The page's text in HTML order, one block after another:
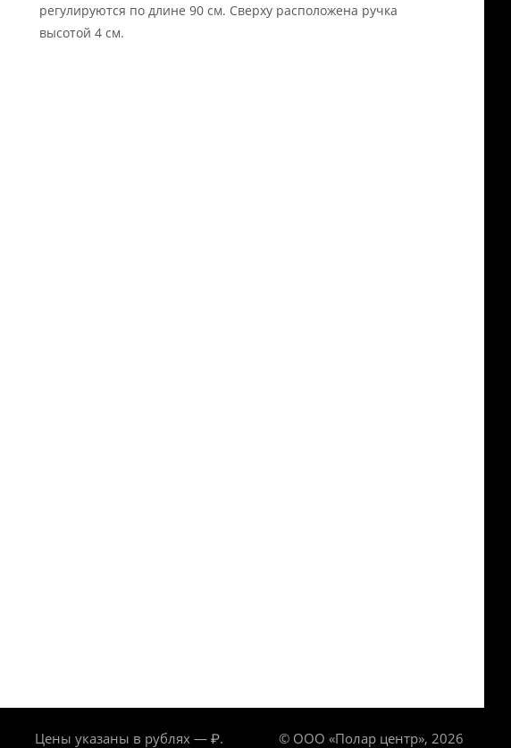
регулируются по длине 90 см. Сверху расположена ручка
высотой 4 см.
Цены указаны в рублях — ₽. © ООО «Полар центр», 2026